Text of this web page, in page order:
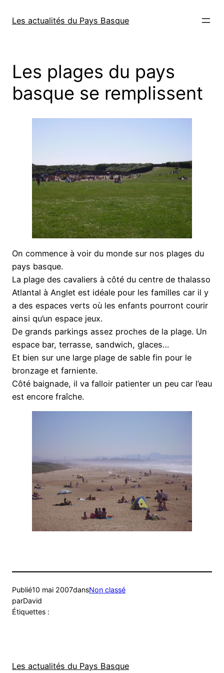
Les actualités du Pays Basque
Les plages du pays
basque se remplissent
On commence à voir du monde sur nos plages du
pays basque.
La plage des cavaliers à côté du centre de thalasso
Atlantal à Anglet est idéale pour les familles car il y
a des espaces verts où les enfants pourront courir
ainsi qu’un espace jeux.
De grands parkings assez proches de la plage. Un
espace bar, terrasse, sandwich, glaces…
Et bien sur une large plage de sable fin pour le
bronzage et farniente.
Côté baignade, il va falloir patienter un peu car l’eau
est encore fraîche.
Publié10 mai 2007dansNon classé
parDavid
Étiquettes :
Les actualités du Pays Basque